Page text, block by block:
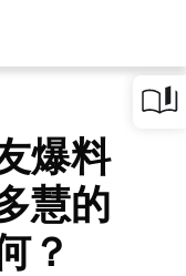
爆料
慧的
？